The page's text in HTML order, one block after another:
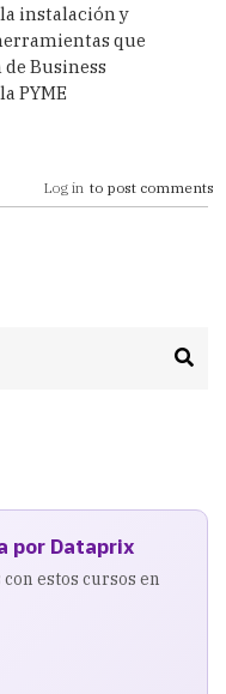
instalación y
que
Business
PYME
Log in to post comments
por Dataprix
estos cursos en